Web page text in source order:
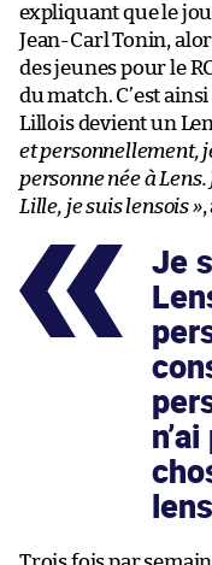
expliquant que le
Jean-Carl Tonin,
des jeunes pour le
du match. C’est
Lillois devient un
et personnellement,
personne née à Lens.
Lille, je suis lensois »,
Je